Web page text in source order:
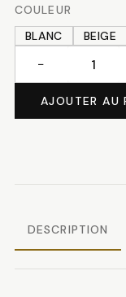
COULEUR
BLANC
BEIGE
Galon
−
AJOUTER AU
DESCRIPTION